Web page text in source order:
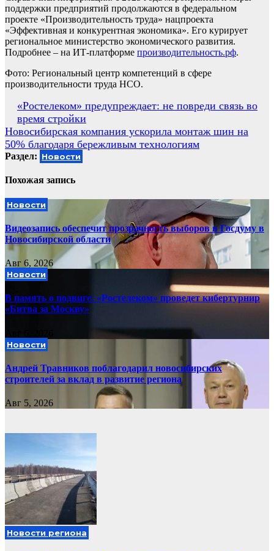
поддержки предприятий продолжаются в федеральном
проекте «Производительность труда» нацпроекта
«Эффективная и конкурентная экономика». Его курирует
региональное министерство экономического развития.
Подробнее – на ИТ-платформе производительность.рф.
Фото: Региональный центр компетенций в сфере
производительности труда НСО.
Навигация
по
записям
«Ростелеком» предупреждает: не повреди связь во
время стройки
Новосибирская компания ускорила монтаж шин на
50% благодаря бережливым технологиям
Раздел: Новости
Похожая запись
Новости
Видеозапись обеспечит прозрачность выборов в Госдуму в
Новосибирской области
Авг 6, 2026
Новости
В память о подвиге: «Ростелеком» проведет кибертурнир
«Битва за Москву»
Новости
Андрей Травников поблагодарил новосибирских
строителей за вклад в развитие региона
Авг 5, 2026
Новости региона